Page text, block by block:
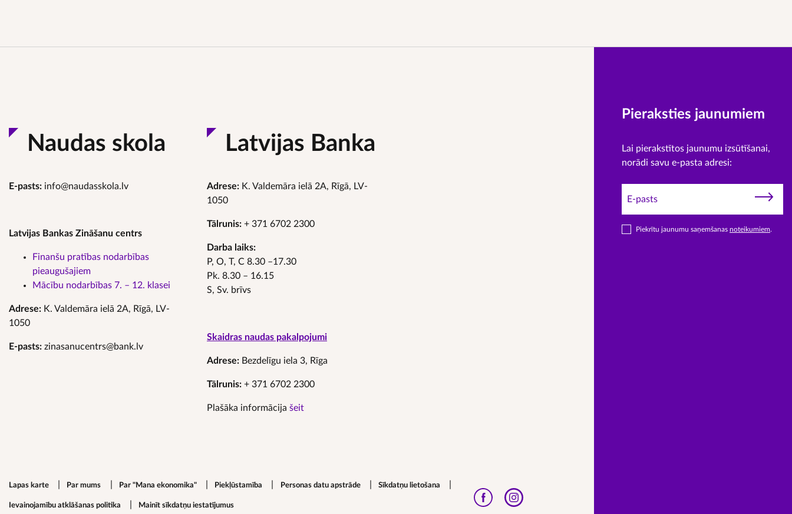
Naudas skola
E-pasts: info@naudasskola.lv
Latvijas Bankas Zināšanu centrs
Finanšu pratības nodarbības
pieaugušajiem
Mācību nodarbības 7. – 12. klasei
Adrese: K. Valdemāra ielā 2A, Rīgā, LV-
1050
E-pasts: zinasanucentrs@bank.lv
Latvijas Banka
Adrese: K. Valdemāra ielā 2A, Rīgā, LV-
1050
Tālrunis: + 371 6702 2300
Darba laiks:
P, O, T, C 8.30 –17.30
Pk. 8.30 – 16.15
S, Sv. brīvs
Skaidras naudas pakalpojumi
Adrese: Bezdelīgu iela 3, Rīga
Tālrunis: + 371 6702 2300
Plašāka informācija šeit
Footer secondary menu
Lapas karte Par mums Par "Mana ekonomika" Piekļūstamība Personas datu apstrāde Sīkdatņu lietošana
Ievainojamību atklāšanas politika Mainīt sīkdatņu iestatījumus
Pieraksties jaunumiem
Lai pierakstītos jaunumu izsūtīšanai,
norādi savu e-pasta adresi:
Piekrītu jaunumu saņemšanas noteikumiem.